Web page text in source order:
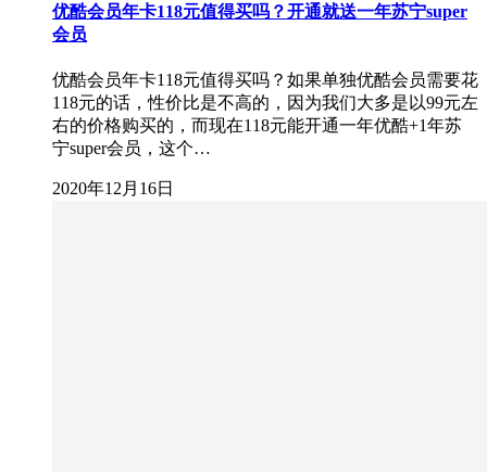
优酷会员年卡118元值得买吗？开通就送一年苏宁super
会员
优酷会员年卡118元值得买吗？如果单独优酷会员需要花
118元的话，性价比是不高的，因为我们大多是以99元左
右的价格购买的，而现在118元能开通一年优酷+1年苏
宁super会员，这个…
2020年12月16日